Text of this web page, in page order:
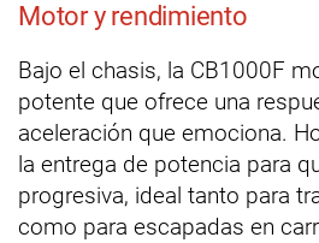
Motor y rendimiento
Bajo el chasis, la CB1000F
potente que ofrece una
aceleración que emociona.
la entrega de potencia para
progresiva, ideal tanto para
como para escapadas en